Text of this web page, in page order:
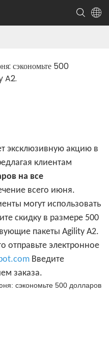
сэкономьте 500
A2.
эксклюзивную акцию в
клиентам
на все
всего июня.
могут использовать
скидку в размере 500
пакеты Agility A2.
отправьте электронное
Введите
заказа.